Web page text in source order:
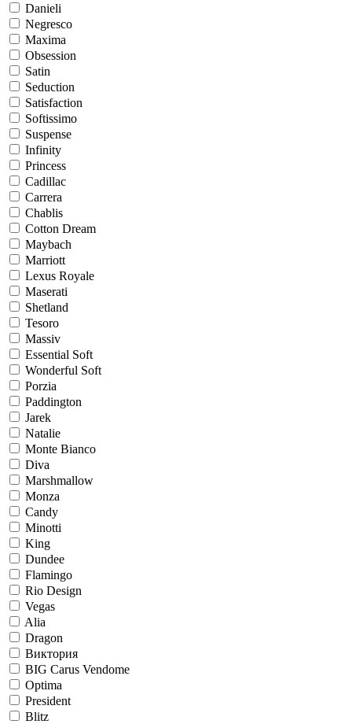
Danieli
Negresco
Maxima
Obsession
Satin
Seduction
Satisfaction
Softissimo
Suspense
Infinity
Princess
Cadillac
Carrera
Chablis
Cotton Dream
Maybach
Marriott
Lexus Royale
Maserati
Shetland
Tesoro
Massiv
Essential Soft
Wonderful Soft
Porzia
Paddington
Jarek
Natalie
Monte Bianco
Diva
Marshmallow
Monza
Candy
Minotti
King
Dundee
Flamingo
Rio Design
Vegas
Alia
Dragon
Виктория
BIG Carus Vendome
Optima
President
Blitz